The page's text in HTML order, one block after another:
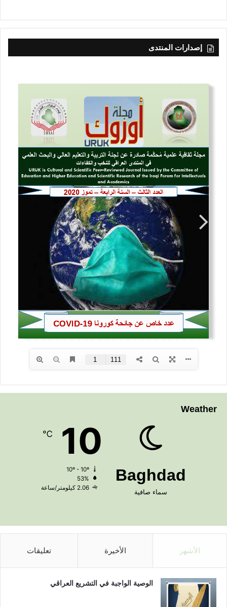
إصدارات المنتدى
Weather
Baghdad
سماء صافية
10
℃
53%
2.06 كيلومتر/ساعة
الأشهر الأخيرة تعليقات
الوصية الواجبة في التشريع العراقي